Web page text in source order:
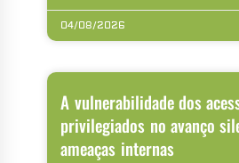
04/08/2026
A vulnerabilidade dos
privilegiados no avanço
ameaças internas